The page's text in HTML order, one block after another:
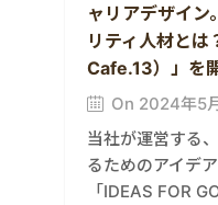
ャリアデザイン
リティ人材と
Cafe.13）」を
On 2024年5
当社が運営する
るためのアイデ
「IDEAS FOR